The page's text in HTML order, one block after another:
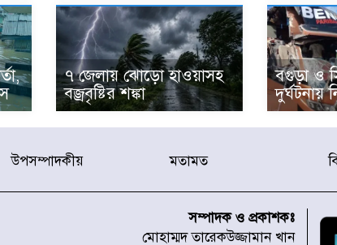
৭ জেলায় ঝোড়ো হাওয়াসহ
বজ্রবৃষ্টির শঙ্কা
বগুড়া ও
দুর্ঘটনায়
উপসম্পাদকীয় মতামত
সম্পাদক ও প্রকাশকঃ
মোহাম্মদ তারেকউজ্জামান খান